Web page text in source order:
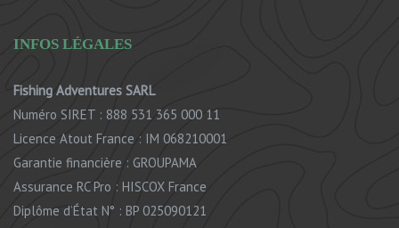
INFOS LÉGALES
Fishing Adventures SARL
Numéro SIRET : 888 531 365 000 11
Licence Atout France : IM 068210001
Garantie financière : GROUPAMA
Assurance RC Pro : HISCOX France
Diplôme d’État N° : BP 025090121